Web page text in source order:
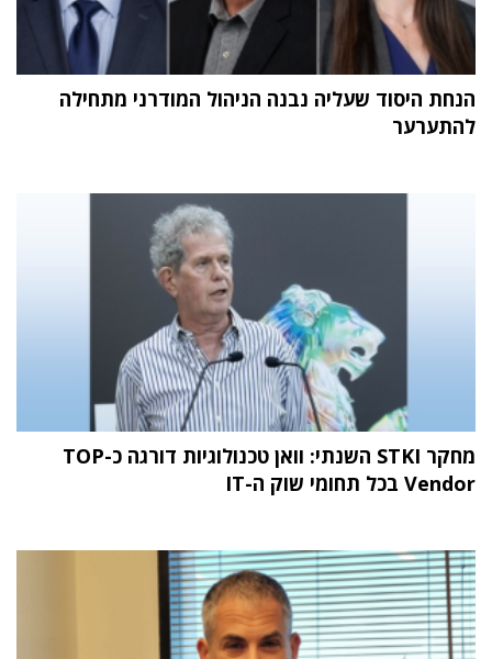
הנחת היסוד שעליה נבנה הניהול המודרני מתחילה
להתערער
מחקר STKI השנתי: וואן טכנולוגיות דורגה כ-TOP
Vendor בכל תחומי שוק ה-IT